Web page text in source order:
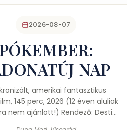
2026-08-07
NAP
amerikai fantasztikus
145 perc, 2026 (12 éven aluliak
nem ajánlott!) Rendező: Destin